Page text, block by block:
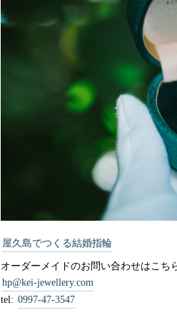
屋久島でつくる結婚指輪
オーダーメイドのお問い合わせはこち
hp@kei-jewellery.com
tel: 0997-47-3547